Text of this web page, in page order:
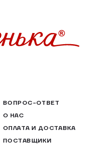
ВОПРОС-ОТВЕТ
О НАС
ОПЛАТА И ДОСТАВКА
ПОСТАВЩИКИ